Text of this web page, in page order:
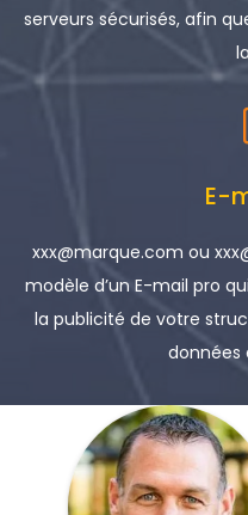
serveurs sécurisés, afin
E-
xxx@marque.com ou
modèle d’un E-mail pro
la publicité de votre